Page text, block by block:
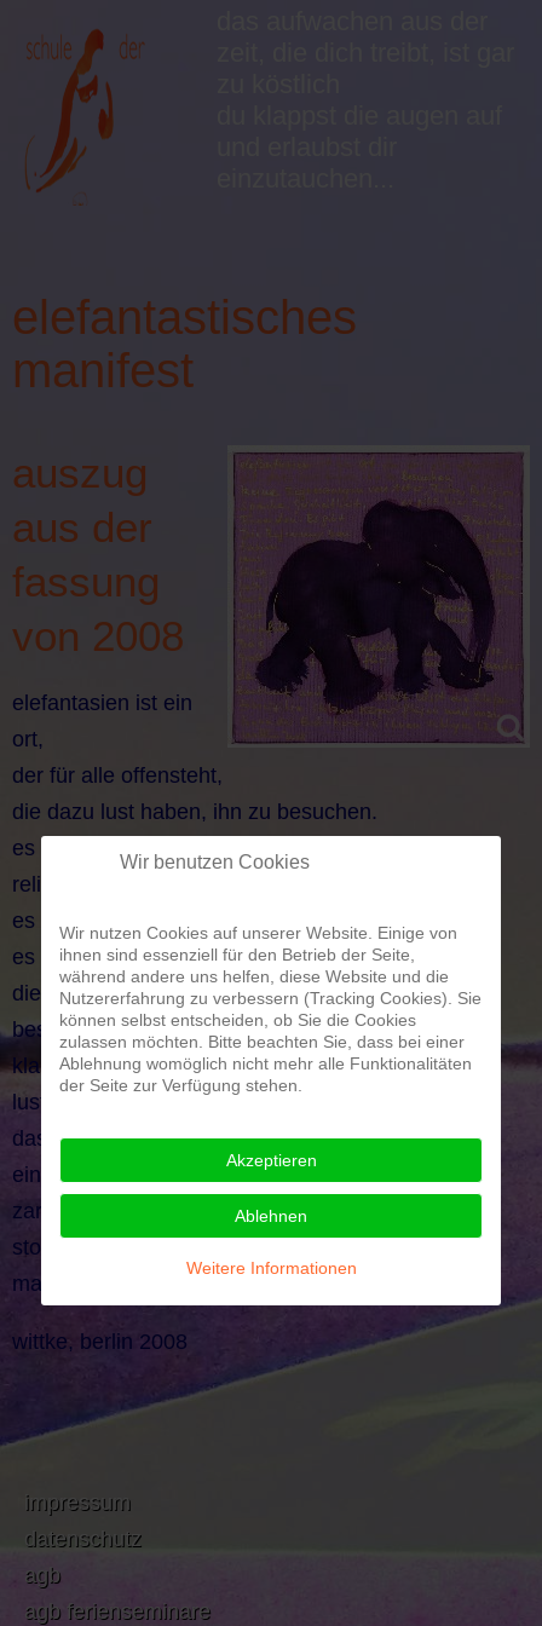
elefantastisches
manifest
auszug
aus der
fassung
von 2008
elefantasien ist ein
ort,
der für alle offensteht,
die dazu lust haben, ihn zu besuchen.
es gibt keine begrenzungen von alter,
religion, sprache, gescheitheit.
es gibt keine fremden.
es gibt freunde.
die regierung von elefantasien
besteht aus herzoffenheit,
klarheit und freude,
lust, logik und mitgefühl.
das gedächtnis der elefantasier ist groß und für
einander da.
zartheit und kraft lässt die elefantasier und ihre
stolzen körper fliegen
man kann das erdherz in ihnen schlagen hören...
wittke, berlin 2008
impressum
datenschutz
agb
agb ferienseminare
Wir benutzen Cookies
Wir nutzen Cookies auf unserer Website. Einige von
ihnen sind essenziell für den Betrieb der Seite,
während andere uns helfen, diese Website und die
Nutzererfahrung zu verbessern (Tracking Cookies). Sie
können selbst entscheiden, ob Sie die Cookies
zulassen möchten. Bitte beachten Sie, dass bei einer
Ablehnung womöglich nicht mehr alle Funktionalitäten
der Seite zur Verfügung stehen.
Akzeptieren
Ablehnen
Weitere Informationen